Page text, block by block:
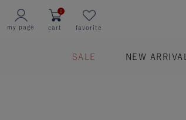
my page cart
0
favorite
SALE NEW ARRIVAL